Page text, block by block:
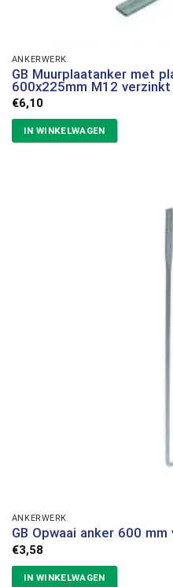
ANKERWERK
GB Muurplaatanker met
600x225mm M12
€6,10
IN WINKELWAGEN
ANKERWERK
GB Opwaai anker 600
€3,58
IN WINKELWAGEN